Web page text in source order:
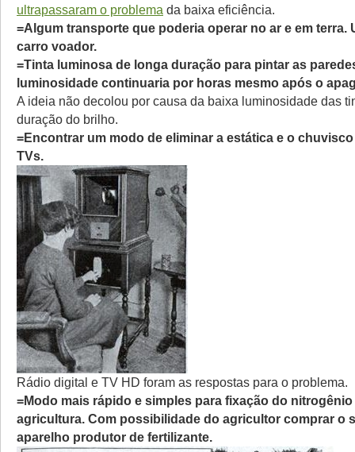
ultrapassaram o problema da baixa eficiência.
=Algum transporte que poderia operar no ar e em terra.
carro voador.
=Tinta luminosa de longa duração para pintar as
luminosidade continuaria por horas mesmo após o
A ideia não decolou por causa da baixa luminosidade das
duração do brilho.
=Encontrar um modo de eliminar a estática e o
TVs.
Rádio digital e TV HD foram as respostas para o problema.
=Modo mais rápido e simples para fixação do nitrogênio
agricultura. Com possibilidade do agricultor comprar o
aparelho produtor de fertilizante.